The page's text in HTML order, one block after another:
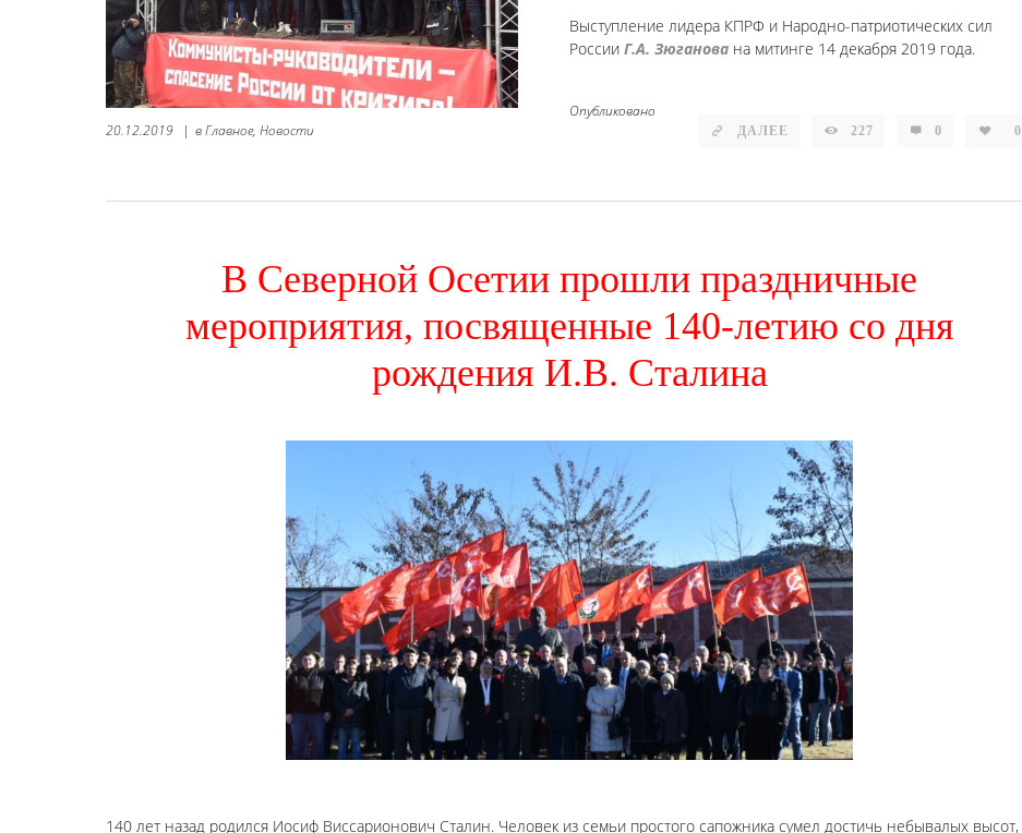
Выступление лидера КПРФ и Народно-патриотических сил
России Г.А. Зюганована митинге 14 декабря 2019 года.
ДАЛЕЕ 227 0 0
Опубликовано
20.12.2019
| вГлавное, Новости
В Северной Осетии прошли праздничные
мероприятия, посвященные 140-летию со дня
рождения И.В. Сталина
140 лет назад родился Иосиф Виссарионович Сталин. Человек из семьи простого сапожника сумел достичь небывалых высот,